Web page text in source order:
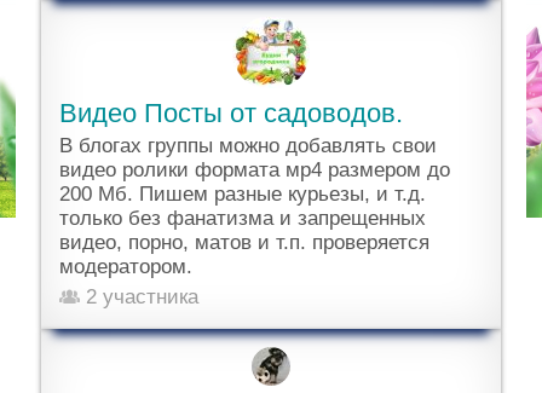
Видео Посты от садоводов.
В блогах группы можно добавлять свои
видео ролики формата мр4 размером до
200 Мб. Пишем разные курьезы, и т.д.
только без фанатизма и запрещенных
видео, порно, матов и т.п. проверяется
модератором.
2 участника